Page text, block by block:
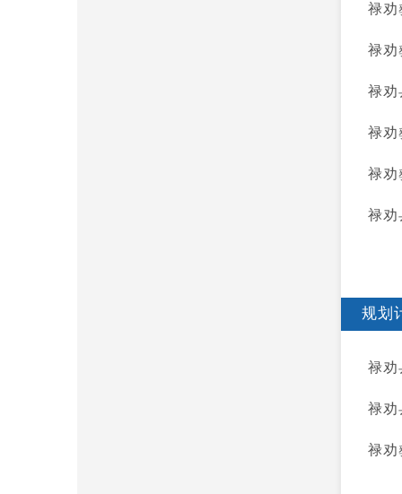
禄劝
禄劝
禄劝
禄劝
禄劝
禄劝
规划
禄劝
禄劝
禄劝